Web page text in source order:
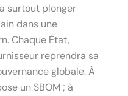
surtout plonger
dans une
Chaque État,
reprendra sa
globale. À
un SBOM ; à